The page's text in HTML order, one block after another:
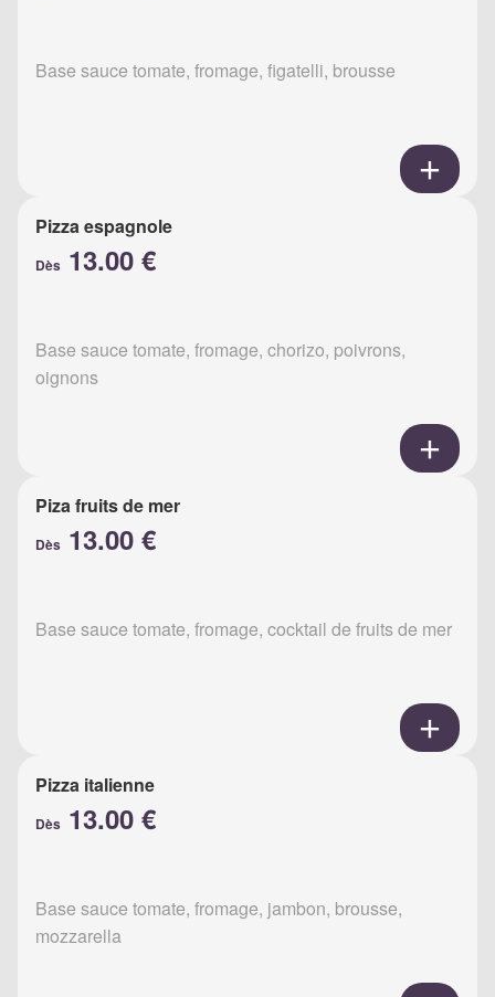
Base sauce tomate, fromage, figatelli, brousse
Pizza espagnole
Dès 13.00 €
Base sauce tomate, fromage, chorizo, poivrons,
oignons
Piza fruits de mer
Dès 13.00 €
Base sauce tomate, fromage, cocktail de fruits de mer
Pizza italienne
Dès 13.00 €
Base sauce tomate, fromage, jambon, brousse,
mozzarella